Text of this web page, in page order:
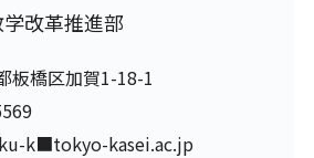
改革推進部
板橋区加賀1-18-1
k■tokyo-kasei.ac.jp